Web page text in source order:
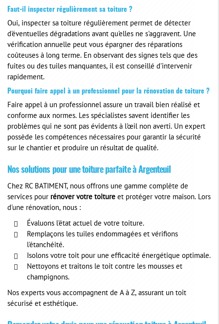
Faut-il inspecter régulièrement sa toiture ?
Oui, inspecter sa toiture régulièrement permet de détecter
d'éventuelles dégradations avant qu'elles ne s'aggravent. Une
vérification annuelle peut vous épargner des réparations
coûteuses à long terme. En observant des signes tels que des
fuites ou des tuiles manquantes, il est conseillé d'intervenir
rapidement.
Pourquoi faire appel à un professionnel pour la rénovation de toiture ?
Faire appel à un professionnel assure un travail bien réalisé et
conforme aux normes. Les spécialistes savent identifier les
problèmes qui ne sont pas évidents à l'œil non averti. Un expert
possède les compétences nécessaires pour garantir la sécurité
sur le chantier et produire un résultat de qualité.
Nos solutions pour une toiture parfaite à Argenteuil
Chez RC BATIMENT, nous offrons une gamme complète de
services pour rénover votre toiture et protéger votre maison. Lors
d'une rénovation, nous :
Évaluons l'état actuel de votre toiture.
Remplaçons les tuiles endommagées et vérifions
l'étanchéité.
Isolons votre toit pour une efficacité énergétique optimale.
Nettoyons et traitons le toit contre les mousses et
champignons.
Nos experts vous accompagnent de A à Z, assurant un toit
sécurisé et esthétique.